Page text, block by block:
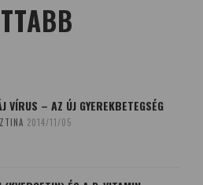
VÍRUS – AZ ÚJ GYEREKBETEGSÉG
2014/11/05